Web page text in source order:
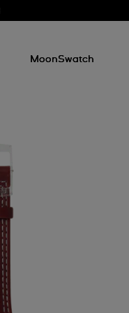
MoonSwatch